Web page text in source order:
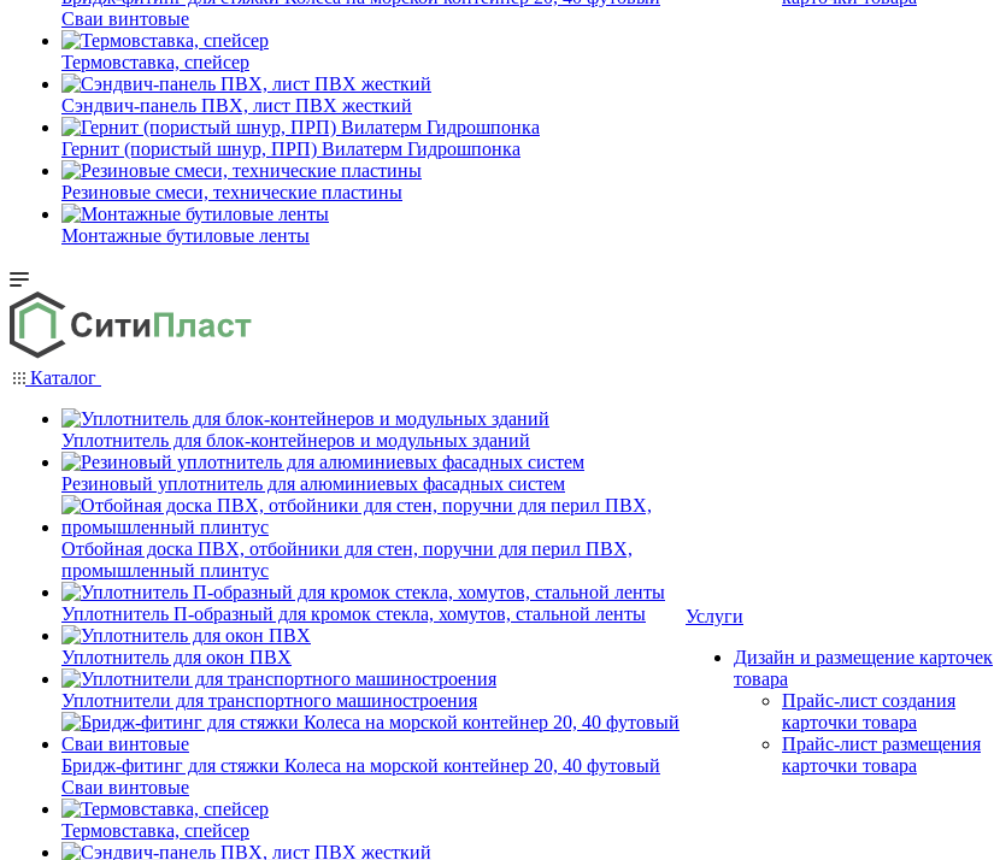
Сваи винтовые
Термовставка, спейсер
Сэндвич-панель ПВХ, лист ПВХ жесткий
Гернит (пористый шнур, ПРП) Вилатерм Гидрошпонка
Резиновые смеси, технические пластины
Монтажные бутиловые ленты
Каталог
Уплотнитель для блок-контейнеров и модульных зданий
Резиновый уплотнитель для алюминиевых фасадных систем
Отбойная доска ПВХ, отбойники для стен, поручни для перил ПВХ,
промышленный плинтус
Уплотнитель П-образный для кромок стекла, хомутов, стальной ленты
Уплотнитель для окон ПВХ
Уплотнители для транспортного машиностроения
Бридж-фитинг для стяжки Колеса на морской контейнер 20, 40 футовый
Сваи винтовые
Термовставка, спейсер
Услуги
Дизайн и размещение карточек
товара
Прайс-лист создания
карточки товара
Прайс-лист размещения
карточки товара